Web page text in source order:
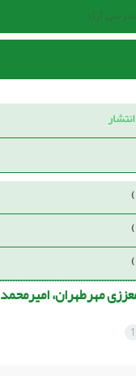
آزاد
مهرطهران، امیرمحمد
1